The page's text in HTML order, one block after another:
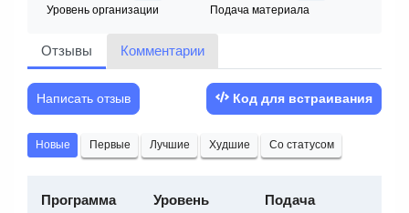
Уровень организации Подача материала
Отзывы Комментарии
Написать отзыв Код для встраивания
Новые Первые Лучшие Худшие Со статусом
Программа
Уровень
Подача